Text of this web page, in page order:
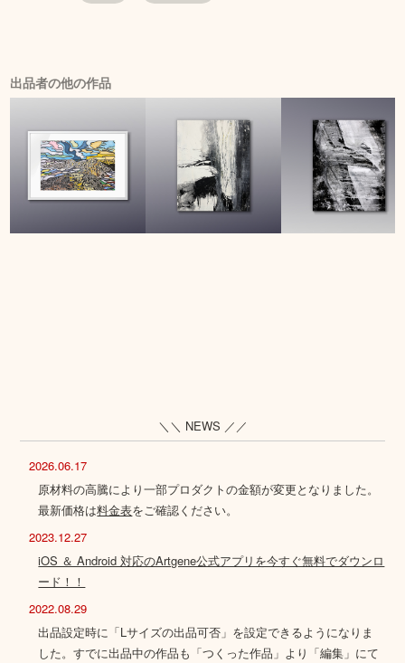
出品者の他の作品
＼＼ NEWS ／／
2026.06.17
原材料の高騰により一部プロダクトの金額が変更となりました。
最新価格は料金表をご確認ください。
2023.12.27
iOS ＆ Android 対応のArtgene公式アプリを今すぐ無料でダウンロ
ード！！
2022.08.29
出品設定時に「Lサイズの出品可否」を設定できるようになりま
した。すでに出品中の作品も「つくった作品」より「編集」にて